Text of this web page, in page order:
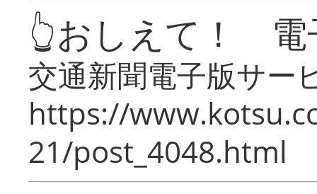
👆おしえて！ 電
交通新聞電子版サー
https://
21/post_4048.html